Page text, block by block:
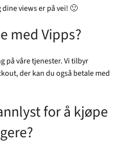
views er på vei! 🙂
med Vipps?
på våre tjenester. Vi tilbyr
der kan du også betale med
for å kjøpe